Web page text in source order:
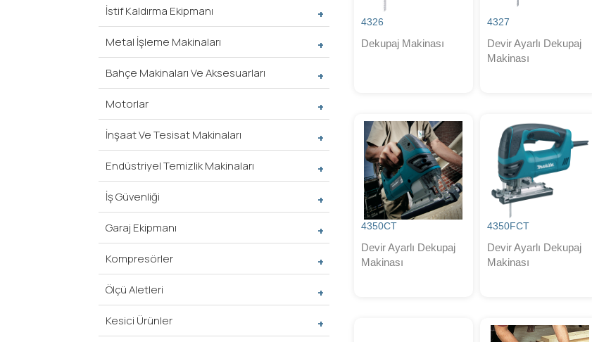
İstif Kaldırma Ekipmanı
Metal İşleme Makinaları
Bahçe Makinaları Ve Aksesuarları
Motorlar
İnşaat Ve Tesisat Makinaları
Endüstriyel Temizlik Makinaları
İş Güvenliği
Garaj Ekipmanı
Kompresörler
Ölçü Aletleri
Kesici Ürünler
4326
Dekupaj Makinası
4327
Devir Ayarlı Dekupaj
Makinası
4350CT
Devir Ayarlı Dekupaj
Makinası
4350FCT
Devir Ayarlı Dekupaj
Makinası